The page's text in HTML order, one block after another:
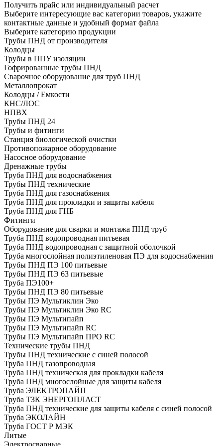
Получить прайс или индивидуальный расчет
Выберите интересующие вас категории товаров, укажите
контактные данные и удобный формат файла
Выберите категорию продукции
Трубы ПНД от производителя
Колодцы
Трубы в ППУ изоляции
Гофрированные трубы ПНД
Сварочное оборудование для труб ПНД
Металлопрокат
Колодцы / Емкости
КНС/ЛОС
НПВХ
Трубы ПНД 24
Трубы и фитинги
Cтанция биологической очистки
Противопожарное оборудование
Насосное оборудование
Дренажные трубы
Труба ПНД для водоснабжения
Трубы ПНД технические
Труба ПНД для газоснабжения
Труба ПНД для прокладки и защиты кабеля
Труба ПНД для ГНБ
Фитинги
Оборудование для сварки и монтажа ПНД труб
Труба ПНД водопроводная питьевая
Труба ПНД водопроводная с защитной оболочкой
Труба многослойная полиэтиленовая ПЭ для водоснабжения
Трубы ПНД ПЭ 100 питьевые
Трубы ПНД ПЭ 63 питьевые
Труба ПЭ100+
Трубы ПНД ПЭ 80 питьевые
Трубы ПЭ Мультиклин Эко
Трубы ПЭ Мультиклин Эко RC
Трубы ПЭ Мультипайп
Трубы ПЭ Мультипайп RC
Трубы ПЭ Мультипайп ПРО RC
Технические трубы ПНД
Трубы ПНД технические с синей полосой
Труба ПНД газопроводная
Труба ПНД техническая для прокладки кабеля
Труба ПНД многослойные для защиты кабеля
Труба ЭЛЕКТРОПАЙП
Труба ТЗК ЭНЕРГОПЛАСТ
Труба ПНД технические для защиты кабеля с синей полосой
Труба ЭКОЛАЙН
Труба ГОСТ Р МЭК
Литые
Электросварные